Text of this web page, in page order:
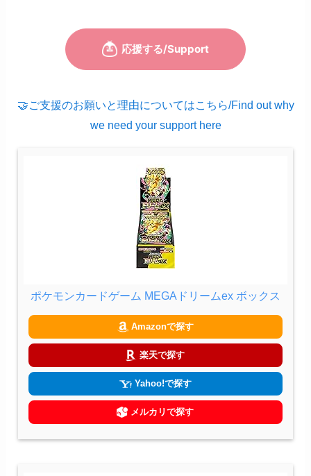
🤝ご支援のお願いと理由についてはこちら/Find out why
we need your support here
ポケモンカードゲーム MEGAドリームex ボックス
Amazonで探す
楽天で探す
Yahoo!で探す
メルカリで探す